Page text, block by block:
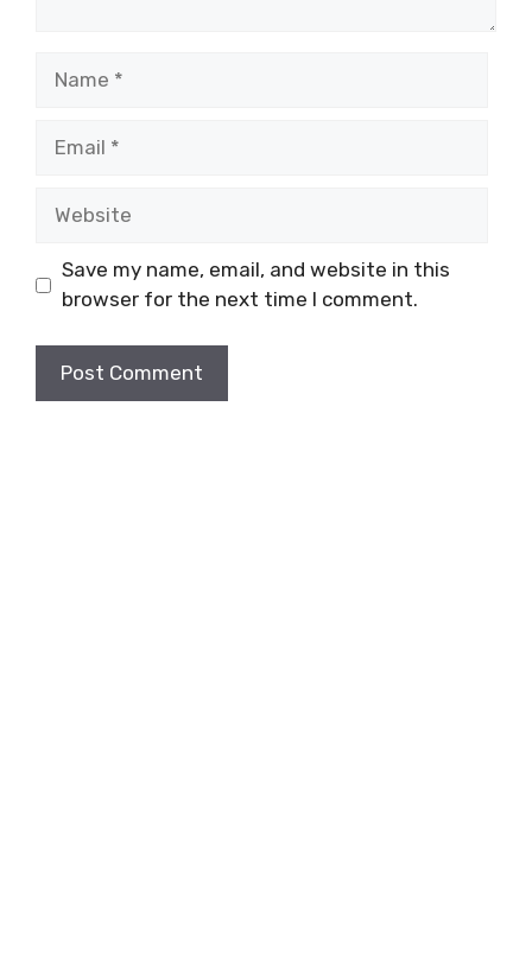
Save my name, email, and website in this
browser for the next time I comment.